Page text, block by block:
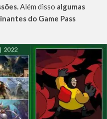
Além disso algumas
do Game Pass